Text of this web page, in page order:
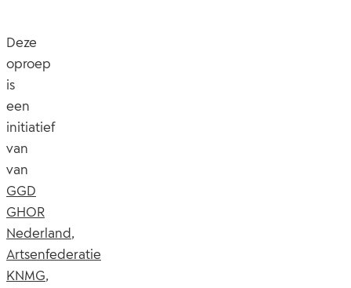
Deze
oproep
is
een
initiatief
van
van
GGD
GHOR
Nederland,
Artsenfederatie
KNMG,